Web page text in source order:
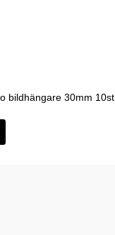
bildhängare 30mm 10st